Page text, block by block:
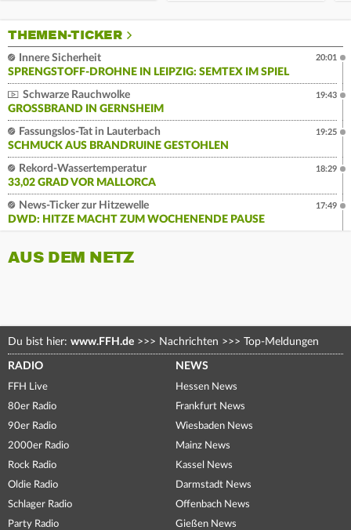
THEMEN-TICKER
Innere Sicherheit
SPRENGSTOFF-DROHNE IN LEIPZIG: SEMTEX IM SPIEL
20:01
Schwarze Rauchwolke
GROSSBRAND IN GERNSHEIM
19:43
Fassungslos-Tat in Lauterbach
SCHMUCK AUS BRANDRUINE GESTOHLEN
19:25
Rekord-Wassertemperatur
33,02 GRAD VOR MALLORCA
18:29
News-Ticker zur Hitzewelle
DWD: HITZE MACHT ZUM WOCHENENDE PAUSE
17:49
AUS DEM NETZ
Du bist hier: www.FFH.de >>> Nachrichten >>> Top-Meldungen
RADIO
FFH Live
80er Radio
90er Radio
2000er Radio
Rock Radio
Oldie Radio
Schlager Radio
Party Radio
NEWS
Hessen News
Frankfurt News
Wiesbaden News
Mainz News
Kassel News
Darmstadt News
Offenbach News
Gießen News